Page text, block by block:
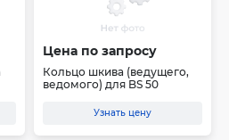
Цена по запросу
Кольцо шкива (ведущего,
ведомого) для BS 50
Узнать цену